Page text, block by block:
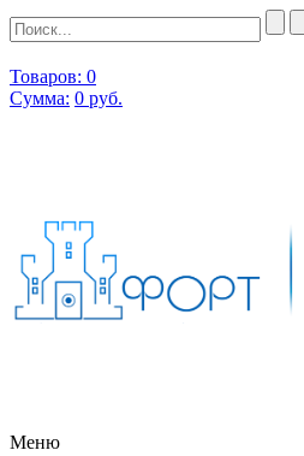
Товаров: 0
Сумма: 0 руб.
Меню